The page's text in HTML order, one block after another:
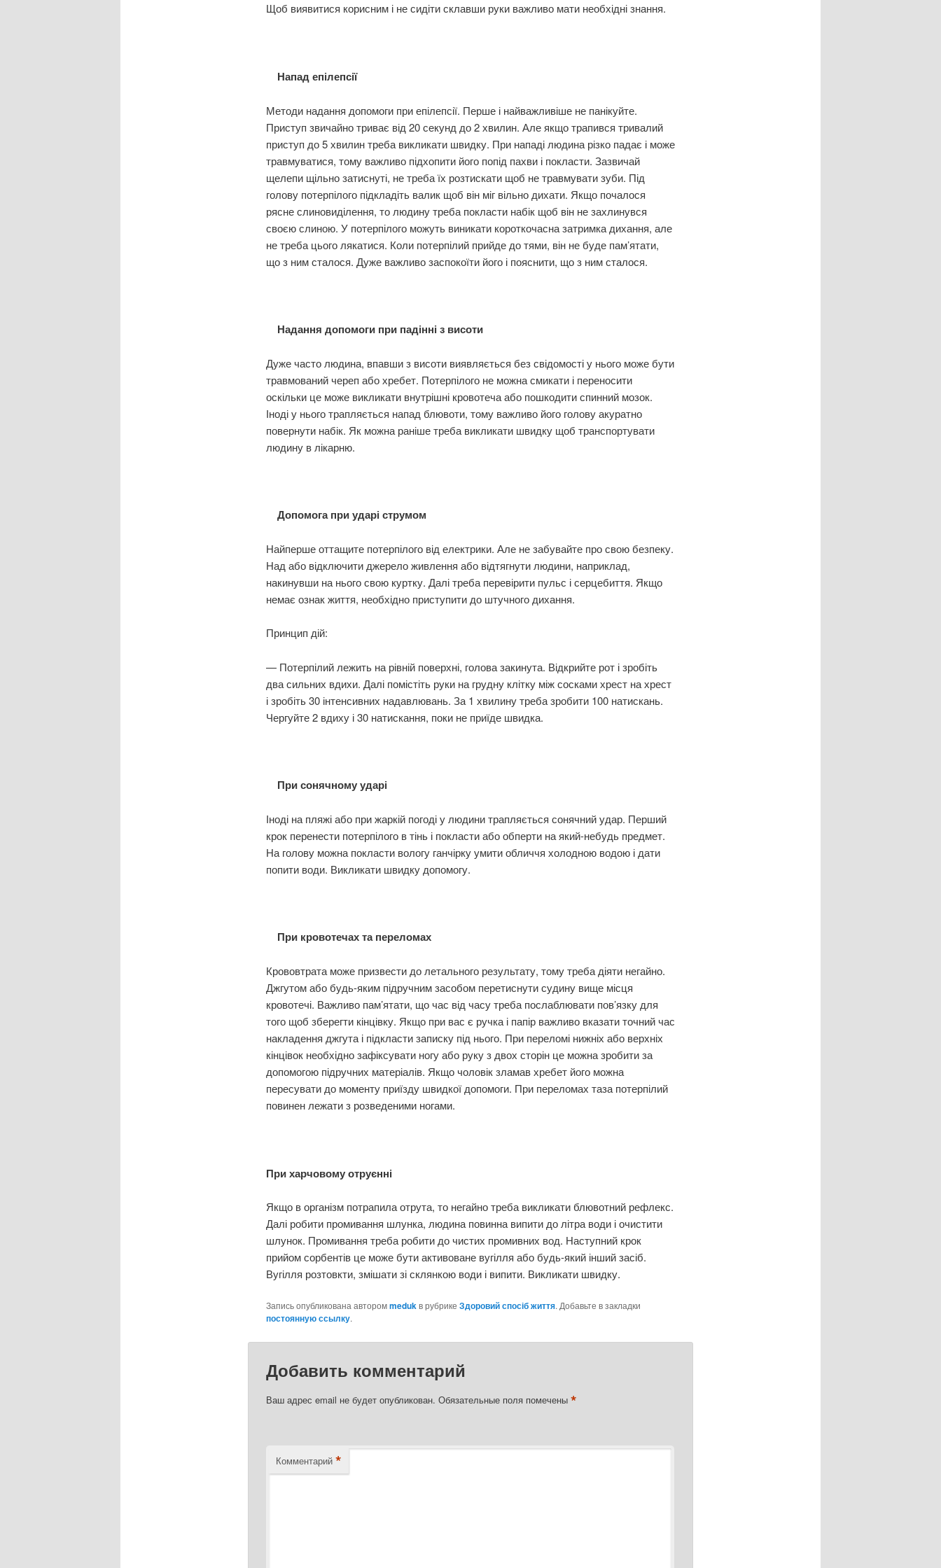
Щоб виявитися корисним і не сидіти склавши руки важливо мати необхідні знання.
Напад епілепсії
Методи надання допомоги при епілепсії. Перше і найважливіше не панікуйте.
Приступ звичайно триває від 20 секунд до 2 хвилин. Але якщо трапився тривалий
приступ до 5 хвилин треба викликати швидку. При нападі людина різко падає і може
травмуватися, тому важливо підхопити його попід пахви і покласти. Зазвичай
щелепи щільно затиснуті, не треба їх розтискати щоб не травмувати зуби. Під
голову потерпілого підкладіть валик щоб він міг вільно дихати. Якщо почалося
рясне слиновиділення, то людину треба покласти набік щоб він не захлинувся
своєю слиною. У потерпілого можуть виникати короткочасна затримка дихання, але
не треба цього лякатися. Коли потерпілий прийде до тями, він не буде пам’ятати,
що з ним сталося. Дуже важливо заспокоїти його і пояснити, що з ним сталося.
Надання допомоги при падінні з висоти
Дуже часто людина, впавши з висоти виявляється без свідомості у нього може бути
травмований череп або хребет. Потерпілого не можна смикати і переносити
оскільки це може викликати внутрішні кровотеча або пошкодити спинний мозок.
Іноді у нього трапляється напад блювоти, тому важливо його голову акуратно
повернути набік. Як можна раніше треба викликати швидку щоб транспортувати
людину в лікарню.
Допомога при ударі струмом
Найперше оттащите потерпілого від електрики. Але не забувайте про свою безпеку.
Над або відключити джерело живлення або відтягнути людини, наприклад,
накинувши на нього свою куртку. Далі треба перевірити пульс і серцебиття. Якщо
немає ознак життя, необхідно приступити до штучного дихання.
Принцип дій:
— Потерпілий лежить на рівній поверхні, голова закинута. Відкрийте рот і зробіть
два сильних вдихи. Далі помістіть руки на грудну клітку між сосками хрест на хрест
і зробіть 30 інтенсивних надавлювань. За 1 хвилину треба зробити 100 натискань.
Чергуйте 2 вдиху і 30 натискання, поки не приїде швидка.
При сонячному ударі
Іноді на пляжі або при жаркій погоді у людини трапляється сонячний удар. Перший
крок перенести потерпілого в тінь і покласти або обперти на який-небудь предмет.
На голову можна покласти вологу ганчірку умити обличчя холодною водою і дати
попити води. Викликати швидку допомогу.
При кровотечах та переломах
Крововтрата може призвести до летального результату, тому треба діяти негайно.
Джгутом або будь-яким підручним засобом перетиснути судину вище місця
кровотечі. Важливо пам’ятати, що час від часу треба послаблювати пов’язку для
того щоб зберегти кінцівку. Якщо при вас є ручка і папір важливо вказати точний час
накладення джгута і підкласти записку під нього. При переломі нижніх або верхніх
кінцівок необхідно зафіксувати ногу або руку з двох сторін це можна зробити за
допомогою підручних матеріалів. Якщо чоловік зламав хребет його можна
пересувати до моменту приїзду швидкої допомоги. При переломах таза потерпілий
повинен лежати з розведеними ногами.
При харчовому отруєнні
Якщо в організм потрапила отрута, то негайно треба викликати блювотний рефлекс.
Далі робити промивання шлунка, людина повинна випити до літра води і очистити
шлунок. Промивання треба робити до чистих промивних вод. Наступний крок
прийом сорбентів це може бути активоване вугілля або будь-який інший засіб.
Вугілля розтовкти, змішати зі склянкою води і випити. Викликати швидку.
Запись опубликована авторомmedukв рубрике Здоровий спосіб життя. Добавьте в закладки
постоянную ссылку.
Добавить комментарий
Ваш адрес email не будет опубликован. Обязательные поля помечены *
Комментарий *